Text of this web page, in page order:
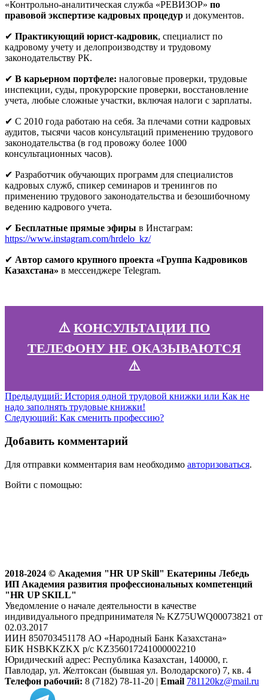
«Контрольно-аналитическая служба «РЕВИЗОР» по
правовой экспертизе кадровых процедур и документов.
✔ Практикующий юрист-кадровик, специалист по
кадровому учету и делопроизводству и трудовому
законодательству РК.
✔ В карьерном портфеле: налоговые проверки, трудовые
инспекции, суды, прокурорские проверки, восстановление
учета, любые сложные участки, включая налоги с зарплаты.
✔ С 2010 года работаю на себя. За плечами сотни кадровых
аудитов, тысячи часов консультаций применению трудового
законодательства (в год провожу более 1000
консультационных часов).
✔ Разработчик обучающих программ для специалистов
кадровых служб, спикер семинаров и тренингов по
применению трудового законодательства и безошибочному
ведению кадрового учета.
✔ Бесплатные прямые эфиры в Инстаграм:
https://www.instagram.com/hrdelo_kz/
✔ Автор самого крупного проекта «Группа Кадровиков
Казахстана» в мессенджере Telegram.
⚠️ КОНСУЛЬТАЦИИ ПО
ТЕЛЕФОНУ НЕ ОКАЗЫВАЮТСЯ
⚠️
Навигация
по
Предыдущий: Предыдущая
запись:
История одной трудовой книжки или Как не
надо заполнять трудовые книжки!
Следующий: Следующая
Как сменить профессию?
Добавить комментарий
Для отправки комментария вам необходимо авторизоваться.
Войти с помощью:
2018-2024 © Академия "HR UP Skill" Екатерины Лебедь
ИП Академия развития профессиональных компетенций
"HR UP SKILL"
Уведомление о начале деятельности в качестве
индивидуального предпринимателя № KZ75UWQ00073821 от
02.03.2017
ИИН 850703451178 АО «Народный Банк Казахстана»
БИК HSBKKZKX р/с KZ356017241000002210
Юридический адрес: Республика Казахстан, 140000, г.
Павлодар, ул. Желтоксан (бывшая ул. Володарского) 7, кв. 4
Телефон рабочий: 8 (7182) 78-11-20 | Email 781120kz@mail.ru